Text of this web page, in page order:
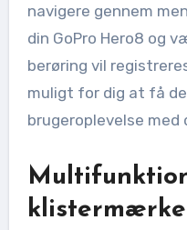
navigere gennem
din GoPro Hero8 og
berøring vil
muligt for dig at få
brugeroplevelse med
klistermærke